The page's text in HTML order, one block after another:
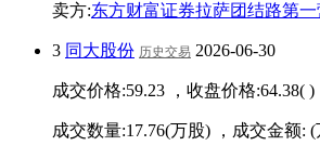
卖方:东方财富证券拉萨团结路第一
3 同大股份 历史交易 2026-06-30
成交价格:59.23 ，收盘价格:64.38( )
成交数量:17.76(万股) ，成交金额: (